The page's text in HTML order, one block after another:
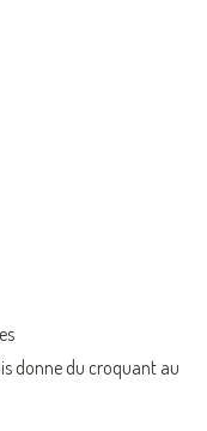
donne du croquant au